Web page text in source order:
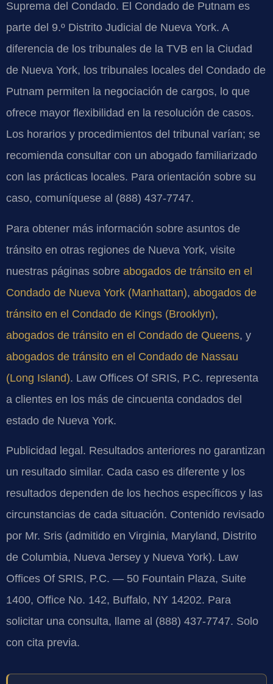
Suprema del Condado. El Condado de Putnam es
parte del 9.º Distrito Judicial de Nueva York. A
diferencia de los tribunales de la TVB en la Ciudad
de Nueva York, los tribunales locales del Condado de
Putnam permiten la negociación de cargos, lo que
ofrece mayor flexibilidad en la resolución de casos.
Los horarios y procedimientos del tribunal varían; se
recomienda consultar con un abogado familiarizado
con las prácticas locales. Para orientación sobre su
caso, comuníquese al (888) 437-7747.
Para obtener más información sobre asuntos de
tránsito en otras regiones de Nueva York, visite
nuestras páginas sobre abogados de tránsito en el
Condado de Nueva York (Manhattan), abogados de
tránsito en el Condado de Kings (Brooklyn),
abogados de tránsito en el Condado de Queens, y
abogados de tránsito en el Condado de Nassau
(Long Island). Law Offices Of SRIS, P.C. representa
a clientes en los más de cincuenta condados del
estado de Nueva York.
Publicidad legal. Resultados anteriores no garantizan
un resultado similar. Cada caso es diferente y los
resultados dependen de los hechos específicos y las
circunstancias de cada situación. Contenido revisado
por Mr. Sris (admitido en Virginia, Maryland, Distrito
de Columbia, Nueva Jersey y Nueva York). Law
Offices Of SRIS, P.C. — 50 Fountain Plaza, Suite
1400, Office No. 142, Buffalo, NY 14202. Para
solicitar una consulta, llame al (888) 437-7747. Solo
con cita previa.